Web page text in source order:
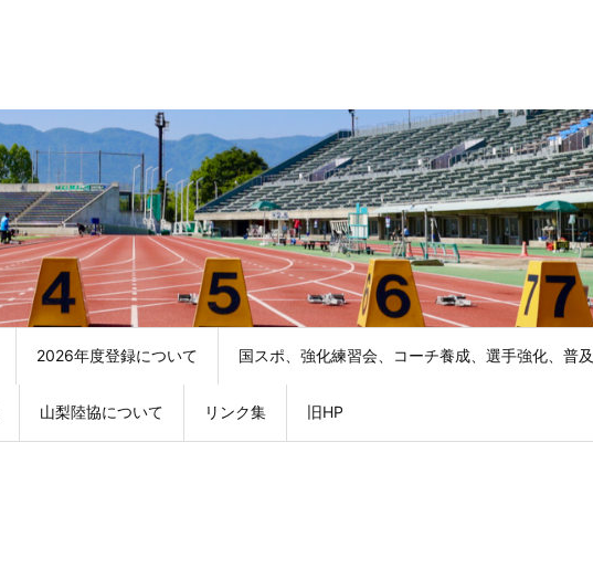
2026年度登録について 国スポ、強化練習会、コーチ養成、選手強化、普及
山梨陸協について リンク集 旧HP